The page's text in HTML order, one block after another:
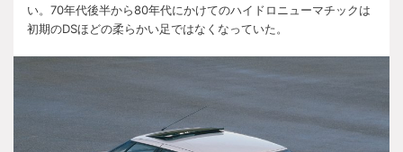
い。 70年代後半から80年代にかけてのハイドロニューマチックは
初期のDSほどの柔らかい足ではなくなっていた。